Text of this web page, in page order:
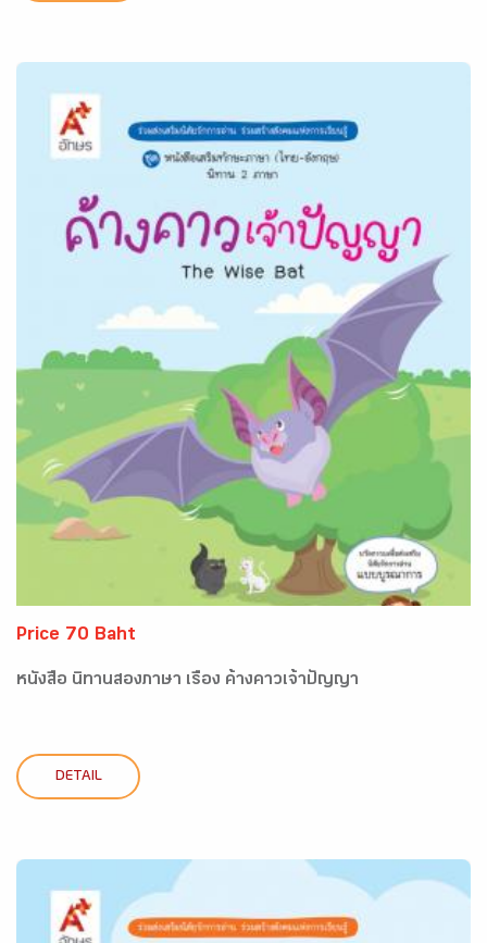
Price 70 Baht
หนังสือ นิทานสองภาษา เรื่อง ค้างคาวเจ้าปัญญา
DETAIL